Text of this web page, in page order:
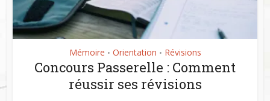
Mémoire • Orientation • Révisions
Concours Passerelle : Comment
réussir ses révisions